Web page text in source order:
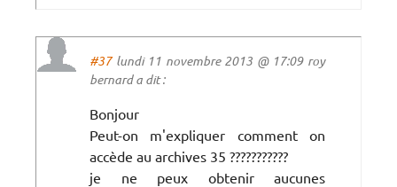
#37lundi 11 novembre 2013 @ 17:09 roy
bernard a dit :
Bonjour
Peut-on m'expliquer comment on
accède au archives 35 ???????????
je ne peux obtenir aucunes